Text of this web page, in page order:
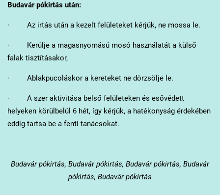
Budavárpókirtás után:
· Az irtás után a kezelt felületeket kérjük, ne mossa le.
· Kerülje a magasnyomású mosó használatát a külső
falak tisztításakor,
· Ablakpucoláskor a kereteket ne dörzsölje le.
· A szer aktivitása belső felületeken és esővédett
helyeken körülbelül 6 hét, így kérjük, a hatékonyság érdekében
eddig tartsa be a fenti tanácsokat.
Budavárpókirtás, Budavár pókirtás, Budavár pókirtás, Budavár
pókirtás, Budavár pókirtás